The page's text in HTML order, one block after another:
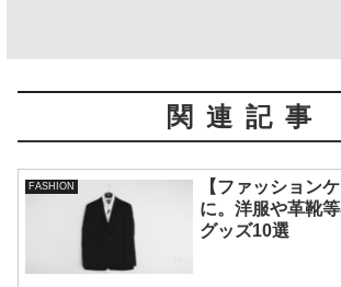
関連記事
FASHION
【ファッション
に。洋服や革靴
グッズ10選